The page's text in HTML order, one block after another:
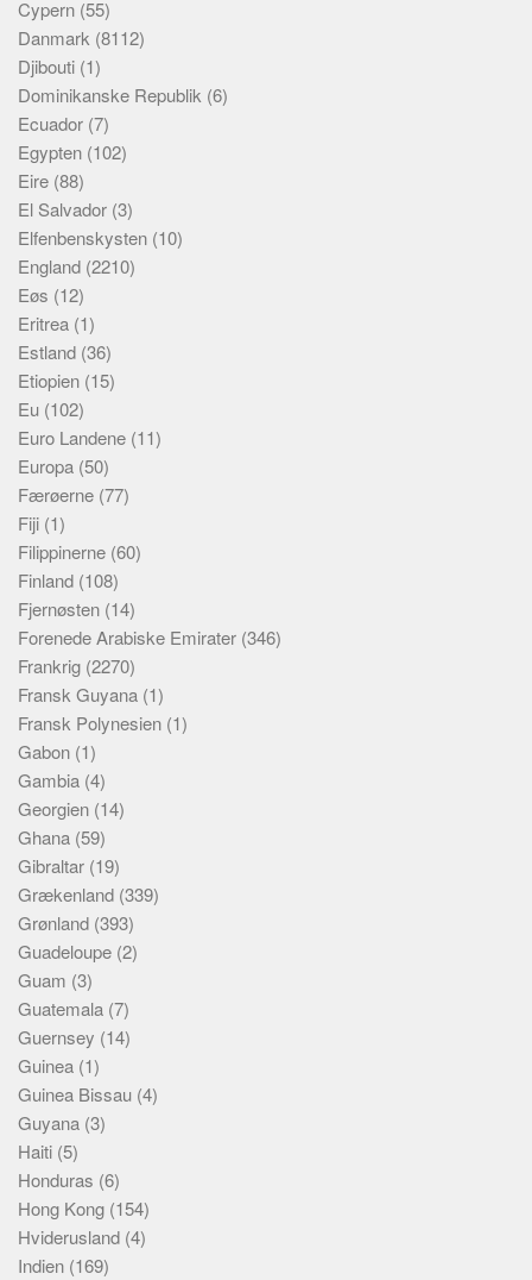
Cypern (55)
Danmark (8112)
Djibouti (1)
Dominikanske Republik (6)
Ecuador (7)
Egypten (102)
Eire (88)
El Salvador (3)
Elfenbenskysten (10)
England (2210)
Eøs (12)
Eritrea (1)
Estland (36)
Etiopien (15)
Eu (102)
Euro Landene (11)
Europa (50)
Færøerne (77)
Fiji (1)
Filippinerne (60)
Finland (108)
Fjernøsten (14)
Forenede Arabiske Emirater (346)
Frankrig (2270)
Fransk Guyana (1)
Fransk Polynesien (1)
Gabon (1)
Gambia (4)
Georgien (14)
Ghana (59)
Gibraltar (19)
Grækenland (339)
Grønland (393)
Guadeloupe (2)
Guam (3)
Guatemala (7)
Guernsey (14)
Guinea (1)
Guinea Bissau (4)
Guyana (3)
Haiti (5)
Honduras (6)
Hong Kong (154)
Hviderusland (4)
Indien (169)